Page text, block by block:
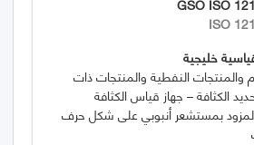
ISO
خليجية
والمنتجات النفطية والمنتجات ذات
الكثافة – جهاز قياس الكثافة
بمستشعر أنبوبي على شكل حرف